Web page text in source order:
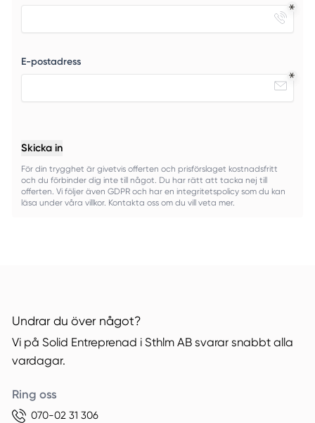
E-postadress
Skicka in
För din trygghet är givetvis offerten och prisförslaget kostnadsfritt
och du förbinder dig inte till något. Du har rätt att tacka nej till
offerten. Vi följer även GDPR och har en integritetspolicy som du kan
läsa under våra villkor. Kontakta oss om du vill veta mer.
Undrar du över något?
Vi på Solid Entreprenad i Sthlm AB svarar snabbt alla
vardagar.
Ring oss
070-02 31 306